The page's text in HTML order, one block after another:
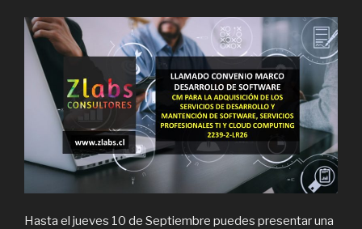
Hasta el jueves 10 de Septiembre puedes presentar una